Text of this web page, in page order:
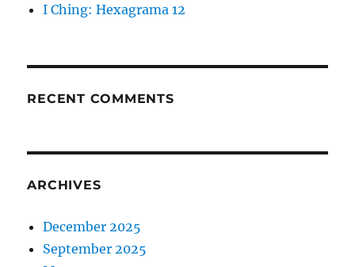
I Ching: Hexagrama 12
RECENT COMMENTS
ARCHIVES
December 2025
September 2025